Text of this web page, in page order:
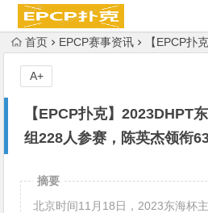
首页 EPCP赛事资讯 【EPCP扑克】
【EPCP扑克】2023DHPT
组228人参赛，陈英杰领衔
A+
摘要
北京时间11月18日，2023东海杯